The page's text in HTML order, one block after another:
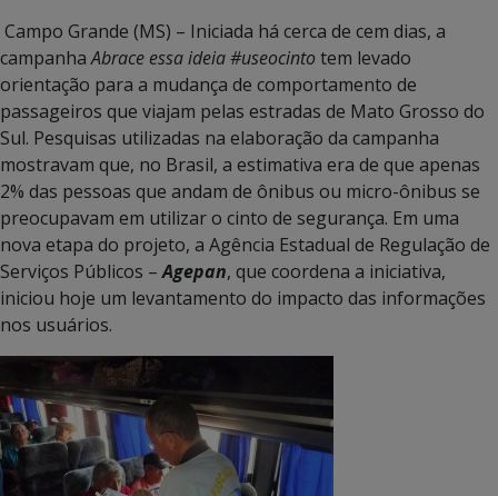
Campo Grande (MS) – Iniciada há cerca de cem dias, a
campanhaAbrace essa ideia #useocintotem levado
orientação para a mudança de comportamento de
passageiros que viajam pelas estradas de Mato Grosso do
Sul. Pesquisas utilizadas na elaboração da campanha
mostravam que, no Brasil, a estimativa era de que apenas
2% das pessoas que andam de ônibus ou micro-ônibus se
preocupavam em utilizar o cinto de segurança. Em uma
nova etapa do projeto, a Agência Estadual de Regulação de
Serviços Públicos –Agepan, que coordena a iniciativa,
iniciou hoje um levantamento do impacto das informações
nos usuários.